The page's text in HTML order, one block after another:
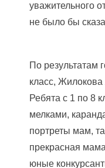
уважительного
не было бы
По результатам
класс,
Ребята с 1 по 8
мелками,
портреты мам,
прекрасная
юные